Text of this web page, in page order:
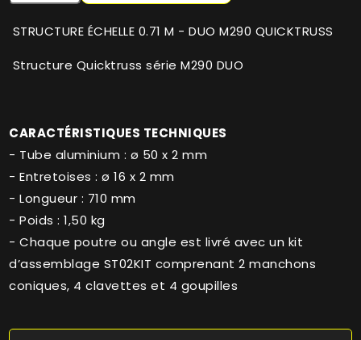
STRUCTURE ÉCHELLE 0.71 M - DUO M290 QUICKTRUSS
Structure Quicktruss série M290 DUO
CARACTÉRISTIQUES TECHNIQUES
- Tube aluminium : ø 50 x 2 mm
- Entretoises : ø 16 x 2 mm
- Longueur : 710 mm
- Poids : 1,50 kg
- Chaque poutre ou angle est livré avec un kit
d’assemblage ST02KIT comprenant 2 manchons
coniques, 4 clavettes et 4 goupilles